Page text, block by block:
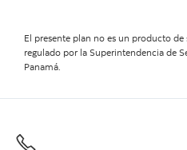
El presente plan no es un producto de
regulado por la Superintendencia de
Panamá.